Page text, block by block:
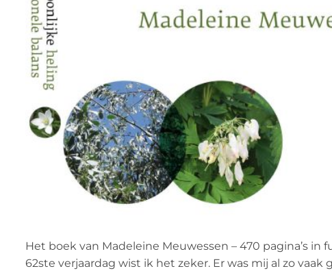
Het boek van Madeleine Meuwessen – 470 pagina’s in
62ste verjaardag wist ik het zeker. Er was mij al zo